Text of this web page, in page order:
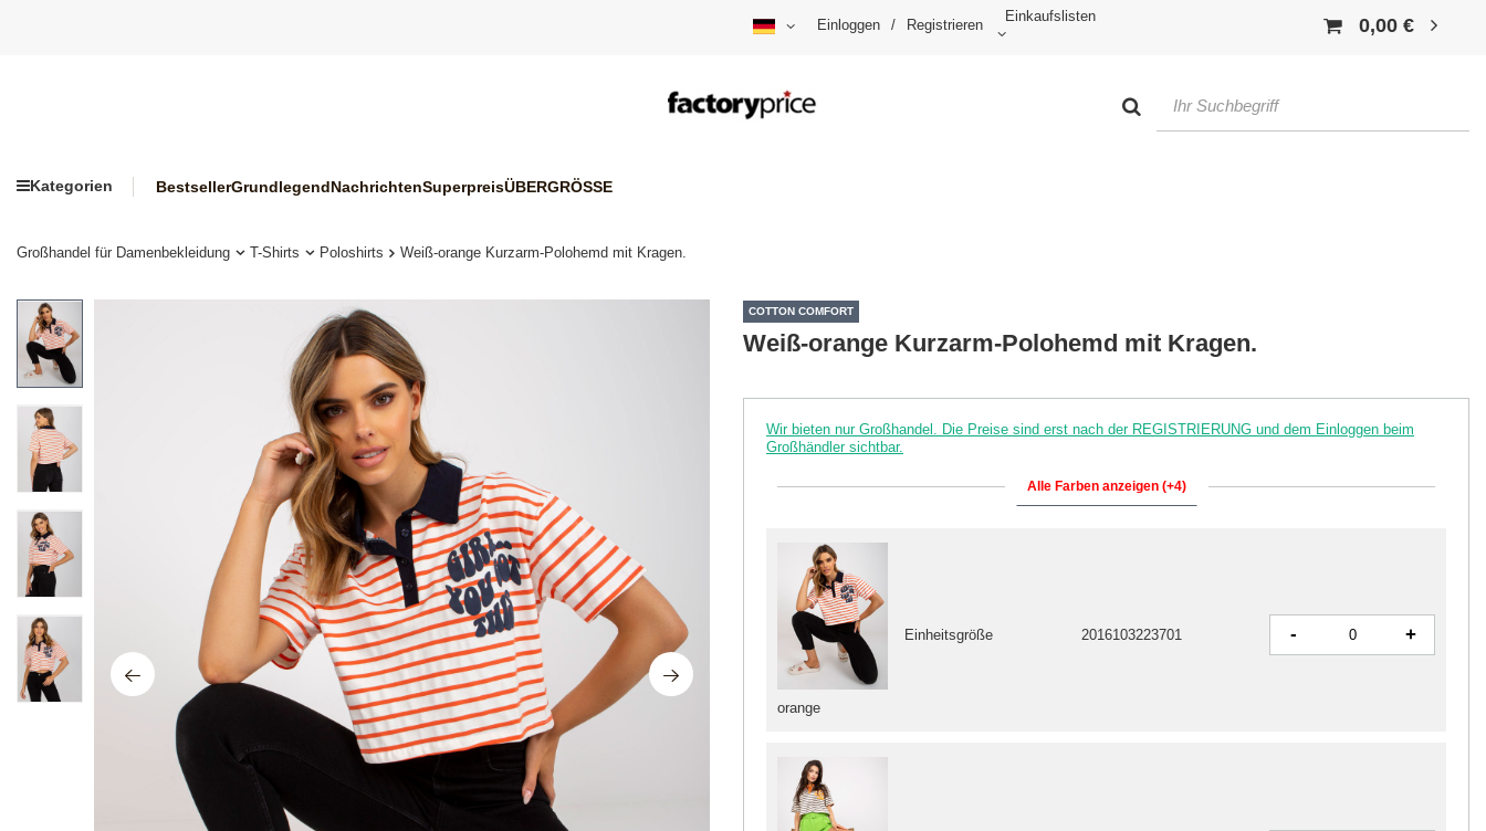
Einloggen / Registrieren
Einkaufslisten 0,00 €
Kategorien BestsellerGrundlegendNachrichtenSuperpreisÜBERGRÖSSE
Großhandel für Damenbekleidung T-Shirts Poloshirts Weiß-orange Kurzarm-Polohemd mit Kragen.
COTTON COMFORT
Weiß-orange Kurzarm-Polohemd mit Kragen.
Wir bieten nur Großhandel. Die Preise sind erst nach der REGISTRIERUNG und dem Einloggen beim
Großhändler sichtbar.
Alle Farben anzeigen (+4)
orange
Einheitsgröße 2016103223701 - +